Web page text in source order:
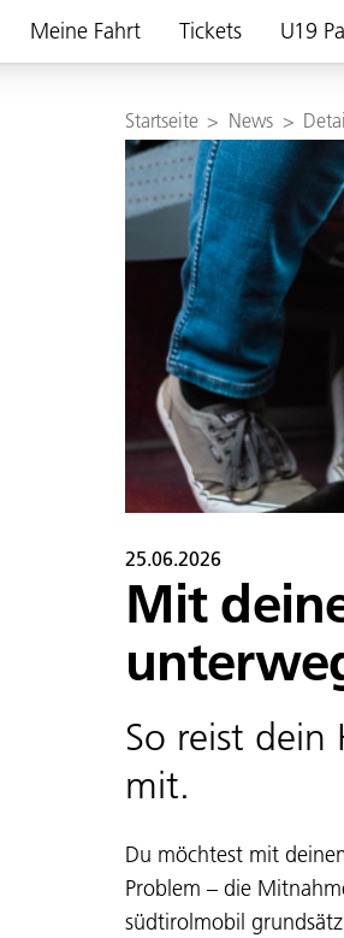
Meine Fahrt Tickets U19
Startseite > News >
25.06.2026
Mit
So reist dein
mit.
Du möchtest mit
Problem – die
südtirolmobil